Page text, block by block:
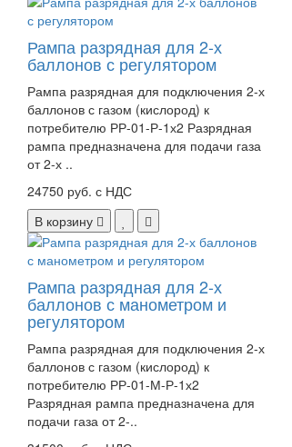
Рампа разрядная для 2-х
баллонов с регулятором
Рампа разрядная для подключения 2-х
баллонов с газом (кислород) к
потребителю РР-01-Р-1х2 Разрядная
рампа предназначена для подачи газа
от 2-х ..
24750 руб. с НДС
В корзину
Рампа разрядная для 2-х
баллонов с манометром и
регулятором
Рампа разрядная для подключения 2-х
баллонов с газом (кислород) к
потребителю РР-01-М-Р-1х2
Разрядная рампа предназначена для
подачи газа от 2-..